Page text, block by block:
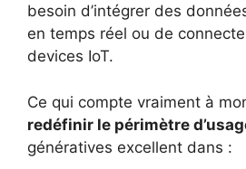
besoin d’intégrer des
en temps réel ou de
devices IoT.
Ce qui compte vraiment à
redéfinir le périmètre
génératives excellent dans :